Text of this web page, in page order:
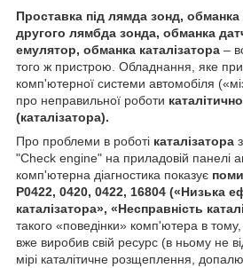
Проставка під лямда зонд,
другого лямбда зонда, обманка
емулятор, обманка каталізатора –
того ж пристрою. Обладнання, яке
комп'ютерної системи автомобіля
про неправильної роботи
(каталізатора).
Про проблеми в роботі каталізатора
"Check engine" на приладовій панелі
комп'ютерна діагностика показує
P0422, 0420, 0422, 16804 («Низька
каталізатора», «Несправність
такого «поведінки» комп'ютера в
вже виробив свій ресурс (в ньому не
мірі каталітичне розщеплення,